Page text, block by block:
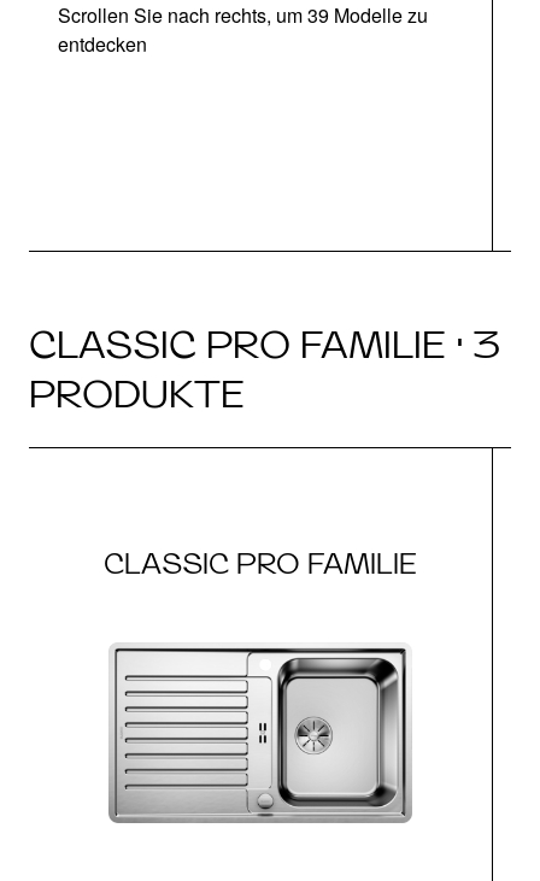
Scrollen Sie nach rechts, um 39 Modelle zu
entdecken
CLASSIC PRO FAMILIE · 3
PRODUKTE
CLASSIC PRO FAMILIE